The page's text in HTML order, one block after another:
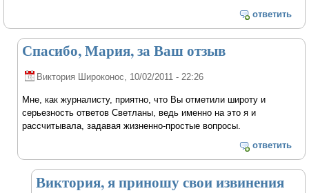
ответить
Спасибо, Мария, за Ваш отзыв
Виктория Широконос , 10/02/2011 - 22:26
Мне, как журналисту, приятно, что Вы отметили широту и
серьезность ответов Светланы, ведь именно на это я и
рассчитывала, задавая жизненно-простые вопросы.
ответить
Виктория, я приношу свои извинения